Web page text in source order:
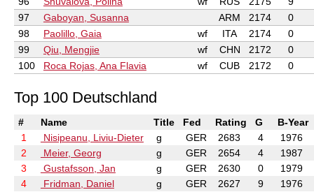
97
Gaboyan, Susanna ARM 2174
0
98
Paolillo, Gaia wf ITA 2174
0
99
Qiu, Mengjie wf CHN 2172
0
100
Roca Rojas, Ana Flavia wf CUB 2172 0
Top 100 Deutschland
# Name Title Fed Rating G
B-Year
1
Nisipeanu, Liviu-Dieter g GER 2683 4
1976
2
Meier, Georg g GER 2654 4
1987
3
Gustafsson, Jan g GER 2630 0
1979
4
Fridman, Daniel g GER 2627 9
1976